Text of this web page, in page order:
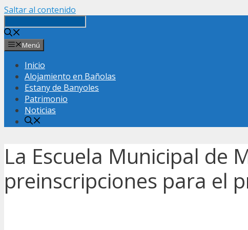
Saltar al contenido
Menú
Inicio
Alojamiento en Bañolas
Estany de Banyoles
Patrimonio
Noticias
La Escuela Municipal de
preinscripciones para el